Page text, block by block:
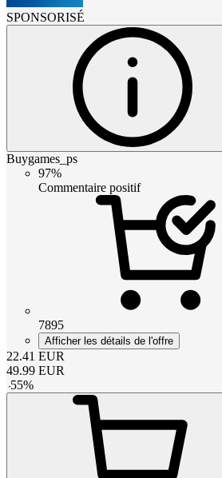
SPONSORISÉ
Buygames_ps
97%
Commentaire positif
7895
Afficher les détails de l'offre
22.41 EUR
49.99 EUR
-55%